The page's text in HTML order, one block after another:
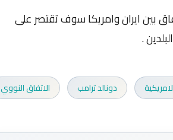
بين ايران وامريكا سوف تقتصر على
.
دونالد ترامب الاتفاق النووي